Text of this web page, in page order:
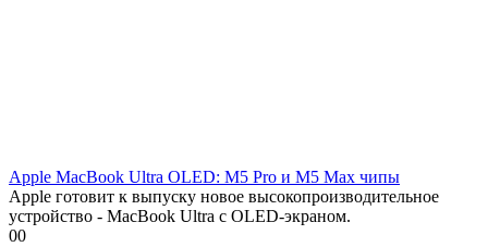
Apple MacBook Ultra OLED: М5 Pro и М5 Max чипы
Apple готовит к выпуску новое высокопроизводительное
устройство - MacBook Ultra с OLED-экраном.
00